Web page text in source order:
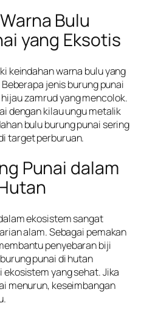
Bulu
yang Eksotis
keindahan warna bulu yang
jenis burung punai
zamrud yang mencolok.
dengan kilau ungu metalik
bulu burung punai sering
target perburuan.
Punai dalam
ekosistem sangat
alam. Sebagai pemakan
penyebaran biji
punai di hutan
yang sehat. Jika
menurun, keseimbangan